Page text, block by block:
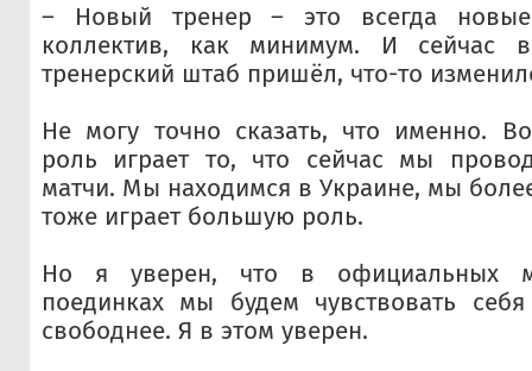
– Новый тренер – это всегда
коллектив, как минимум. И сейчас
тренерский штаб пришёл, что-то
Не могу точно сказать, что именно.
роль играет то, что сейчас мы
матчи. Мы находимся в Украине, мы
тоже играет большую роль.
Но я уверен, что в официальных
поединках мы будем чувствовать
свободнее. Я в этом уверен.